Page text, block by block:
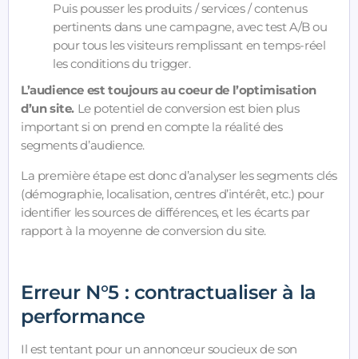
Puis pousser les produits / services / contenus
pertinents dans une campagne, avec test A/B ou
pour tous les visiteurs remplissant en temps-réel
les conditions du trigger.
L’audience est toujours au coeur de l’optimisation
d’un site. Le potentiel de conversion est bien plus
important si on prend en compte la réalité des
segments d’audience.
La première étape est donc d’analyser les segments clés
(démographie, localisation, centres d’intérêt, etc.) pour
identifier les sources de différences, et les écarts par
rapport à la moyenne de conversion du site.
Erreur N°5 : contractualiser à la
performance
Il est tentant pour un annonceur soucieux de son